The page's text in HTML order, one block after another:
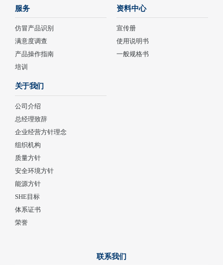
服务
仿冒产品识别
满意度调查
产品操作指南
培训
资料中心
宣传册
使用说明书
一般规格书
关于我们
公司介绍
总经理致辞
企业经营方针理念
组织机构
质量方针
安全环境方针
能源方针
SHE目标
体系证书
荣誉
联系我们